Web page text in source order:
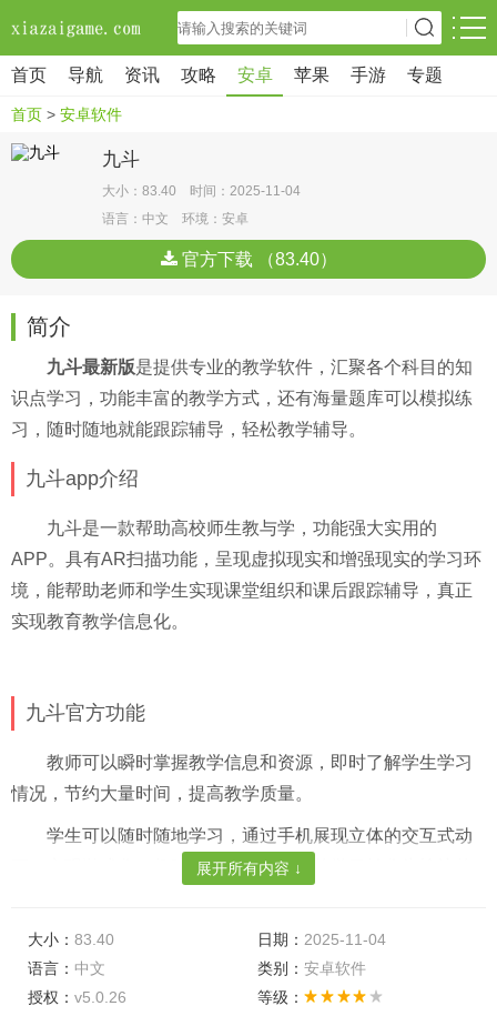
首页 导航 资讯 攻略 安卓 苹果 手游 专题
首页 > 安卓软件
九斗
大小：83.40 时间：2025-11-04
语言：中文 环境：安卓
官方下载 （83.40）
简介
九斗最新版是提供专业的教学软件，汇聚各个科目的知
识点学习，功能丰富的教学方式，还有海量题库可以模拟练
习，随时随地就能跟踪辅导，轻松教学辅导。
九斗app介绍
九斗是一款帮助高校师生教与学，功能强大实用的
APP。具有AR扫描功能，呈现虚拟现实和增强现实的学习环
境，能帮助老师和学生实现课堂组织和课后跟踪辅导，真正
实现教育教学信息化。
九斗官方功能
教师可以瞬时掌握教学信息和资源，即时了解学生学习
情况，节约大量时间，提高教学质量。
学生可以随时随地学习，通过手机展现立体的交互式动
画，实现游戏化、趣味化学习，让枯燥的学习转化为愉快的
软件亮点
1、拥有网络课程表
展开所有内容 ↓
大小： 83.40 日期： 2025-11-04
语言： 中文 类别： 安卓软件
授权： v5.0.26
等级：